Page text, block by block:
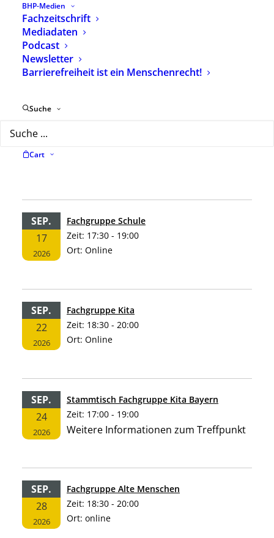
BHP-Medien
Fachzeitschrift
Mediadaten
Podcast
Newsletter
Barrierefreiheit ist ein Menschenrecht!
Suche
Cart
Teilhabe ist kein Effizienzproblem: BHP-Replik
zum Papier „Effizienter Ressourceneinsatz bei
Leistungsgesetzen“
2. Juli 2026
SEP.
SEP.
17
2026
Fachgruppe Schule
Zeit: 17:30 - 19:00
Ort: Online
SEP.
22
2026
Fachgruppe Kita
Zeit: 18:30 - 20:00
Ort: Online
SEP.
24
2026
Stammtisch Fachgruppe Kita Bayern
Zeit: 17:00 - 19:00
Weitere Informationen zum Treffpunkt
SEP.
28
2026
Fachgruppe Alte Menschen
Zeit: 18:30 - 20:00
Ort: online